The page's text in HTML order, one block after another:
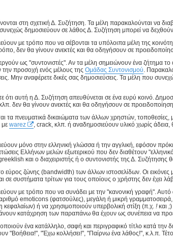
στη σχετική Δ. Συζήτηση. Τα μέλη παρακαλούνται να
δημοσιεύουν σε λάθος Δ. Συζήτηση μπορεί να
με τρόπο που να σέβονται τα υπόλοιπα μέλη της
δεν θα γίνουν ανεκτές και θα οδηγήσουν σε
ως "συντονιστές". Αν τα μέλη σημειώνουν ένα ζήτημα το
την προσοχή ενός μέλους της Ομάδας Συντονισμού .
Μην αναφέρετε δικές σας δημοσιεύσεις. Τα μέλη που
ότι αυτή η Δ. Συζήτηση απευθύνεται σε ένα ευρύ κοινό.
δεν θα γίνουν ανεκτές και θα οδηγήσουν σε προειδοποίηση.
τα πνευματικά δικαιώματα των άλλων χρηστών,
με warez
, crack, κλπ. ή αναδημοσιεύουν υλικό χωρίς
μόνο στην ελληνική γλώσσα ή την αγγλική, εφόσον
Ελλήνων μελών εξωτερικού που δεν διαθέτουν
και ο διαχειριστής ή ο συντονιστής της Δ. Συζήτησης
εύρος ζώνης (bandwidth) των άλλων ιστοσελίδων. Οι εικόνες
συστήματα τρίτων για τους οποίους ο χρήστης δεν έχει
με τρόπο που να συνάδει με την "κανονική γραφή". Αυτό
emoticons (φατσούλες), μεγάλη ή μικρή
ή να χρησιμοποιούν υπερβολική στίξη (π.χ. !και ;)
κατάχρηση των παραπάνω θα έχουν ως συνέπεια να
ένα κατάλληλο, σαφή και περιγραφικό τίτλο κατά
"Βοήθεια!", "Έχω κολλήσει!", "Παίρνω ένα λάθος!", κ.λ.π.